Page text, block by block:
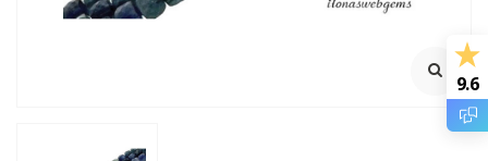
€10,70 Excl. btw Excl. btw
9.6